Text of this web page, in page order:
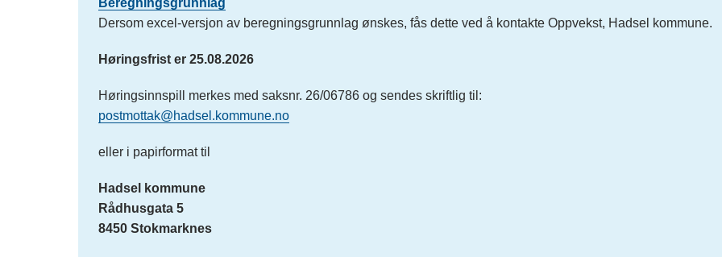
Beregningsgrunnlag
Dersom excel-versjon av beregningsgrunnlag ønskes, fås dette ved å kontakte Oppvekst, Hadsel kommune.
Høringsfrist er 25.08.2026
Høringsinnspill merkes med saksnr. 26/06786 og sendes skriftlig til:
postmottak@hadsel.kommune.no
eller i papirformat til
Hadsel kommune
Rådhusgata 5
8450 Stokmarknes